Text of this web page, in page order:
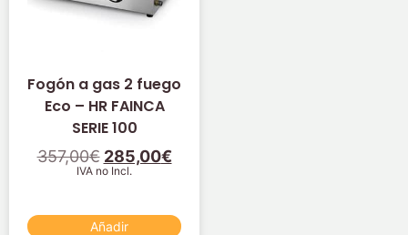
Fogón a gas 2 fuego
Eco – HR FAINCA
SERIE 100
357,00€ 285,00€
IVA no Incl.
Añadir